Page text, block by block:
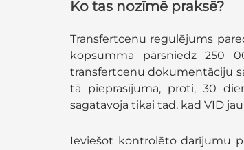
Ko tas nozīmē praksē?
Transfertcenu regulējums
kopsumma pārsniedz 250
transfertcenu dokumentāciju
tā pieprasījuma, proti, 30
sagatavoja tikai tad, kad VID
Ieviešot kontrolēto darījumu